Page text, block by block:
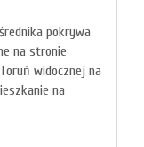
pokrywa
na stronie
widocznej na
na